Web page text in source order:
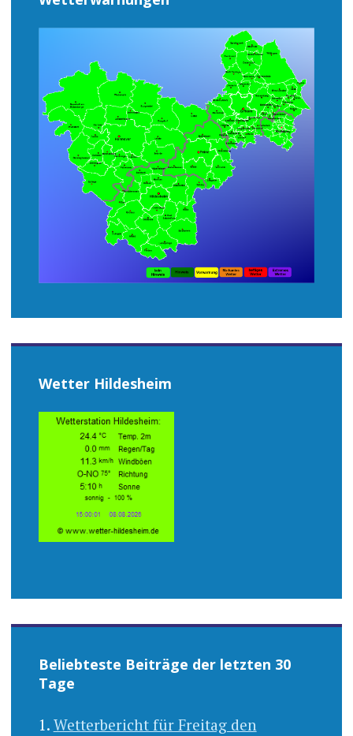
Wetter Hildesheim
Beliebteste Beiträge der letzten 30
Tage
Wetterbericht für Freitag den